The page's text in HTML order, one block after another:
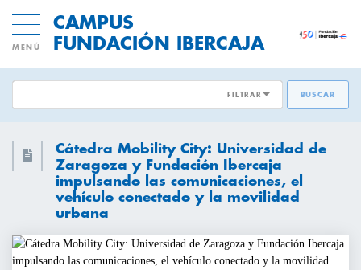
MENÚ
CAMPUS
FUNDACIÓN IBERCAJA
ACTIVIDADES GRATUITAS
CICLOS Y PROGRAMAS
CONFERENCIAS Y MESAS REDONDAS
FILTRAR
DESARROLLO DE PERSONAS
INNOVACION Y MODELOS DE
NEGOCIO
TRANSFORMACIÓN DIGITAL
BUSCAR
Cátedra Mobility City: Universidad de
Zaragoza y Fundación Ibercaja
impulsando las comunicaciones, el
vehículo conectado y la movilidad
urbana